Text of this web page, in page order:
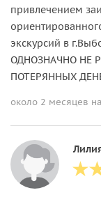
привлечением
экскурсий в
ОДНОЗНАЧНО НЕ
ПОТЕРЯННЫХ
около 2 месяцев